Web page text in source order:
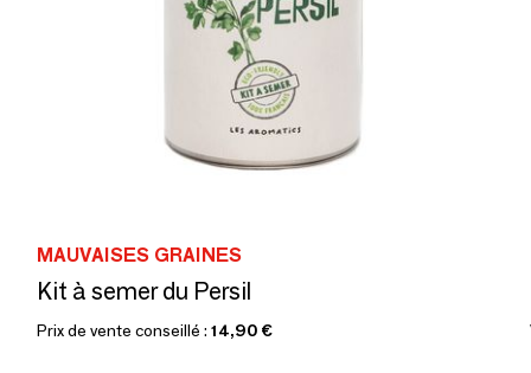
MAUVAISES GRAINES
Kit à semer du Persil
Prix de vente conseillé : 14,90 €